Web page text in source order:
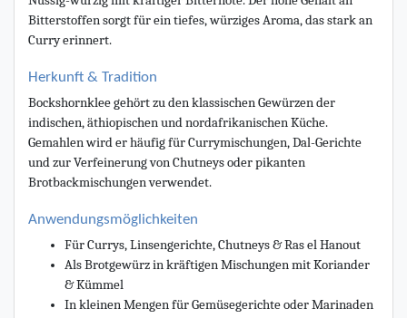
Bitterstoffen sorgt für ein tiefes, würziges Aroma, das stark an
Curry erinnert.
Herkunft & Tradition
Bockshornklee gehört zu den klassischen Gewürzen der
indischen, äthiopischen und nordafrikanischen Küche.
Gemahlen wird er häufig für Currymischungen, Dal-Gerichte
und zur Verfeinerung von Chutneys oder pikanten
Brotbackmischungen verwendet.
Anwendungsmöglichkeiten
Für Currys, Linsengerichte, Chutneys & Ras el Hanout
Als Brotgewürz in kräftigen Mischungen mit Koriander
& Kümmel
In kleinen Mengen für Gemüsegerichte oder Marinaden